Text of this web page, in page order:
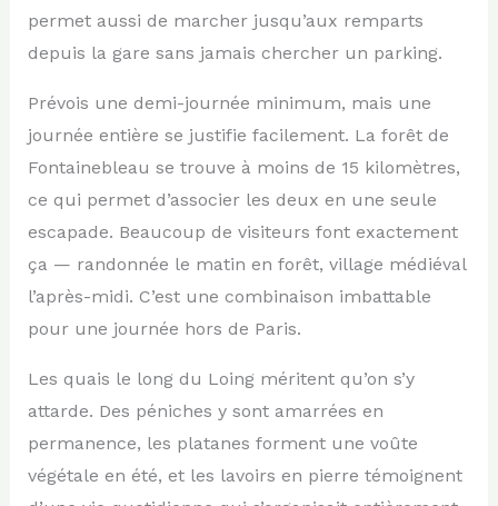
permet aussi de marcher jusqu’aux remparts
depuis la gare sans jamais chercher un parking.
Prévois une demi-journée minimum, mais une
journée entière se justifie facilement. La forêt de
Fontainebleau se trouve à moins de 15 kilomètres,
ce qui permet d’associer les deux en une seule
escapade. Beaucoup de visiteurs font exactement
ça — randonnée le matin en forêt, village médiéval
l’après-midi. C’est une combinaison imbattable
pour une journée hors de Paris.
Les quais le long du Loing méritent qu’on s’y
attarde. Des péniches y sont amarrées en
permanence, les platanes forment une voûte
végétale en été, et les lavoirs en pierre témoignent